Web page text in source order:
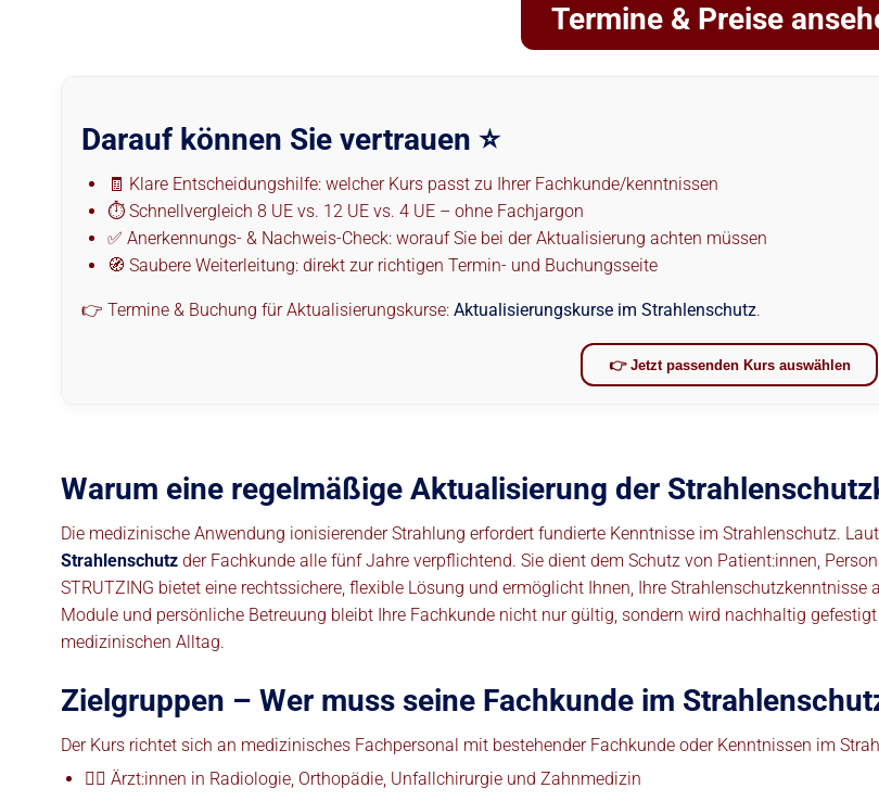
Termine & Preise
Darauf können Sie vertrauen ⭐
🧾 Klare Entscheidungshilfe: welcher Kurs passt zu Ihrer Fachkunde/kenntnissen
⏱️ Schnellvergleich 8 UE vs. 12 UE vs. 4 UE – ohne Fachjargon
✅ Anerkennungs- & Nachweis-Check: worauf Sie bei der Aktualisierung achten müssen
🧭 Saubere Weiterleitung: direkt zur richtigen Termin- und Buchungsseite
👉 Termine & Buchung für Aktualisierungskurse: Aktualisierungskurse im Strahlenschutz.
👉 Jetzt passenden Kurs auswählen
Warum eine regelmäßige Aktualisierung der
Die medizinische Anwendung ionisierender Strahlung erfordert fundierte Kenntnisse im Strahlenschutz. Laut
Strahlenschutz der Fachkunde alle fünf Jahre verpflichtend. Sie dient dem Schutz von Patient:innen,
STRUTZING bietet eine rechtssichere, flexible Lösung und ermöglicht Ihnen, Ihre
Module und persönliche Betreuung bleibt Ihre Fachkunde nicht nur gültig, sondern wird nachhaltig
medizinischen Alltag.
Zielgruppen – Wer muss seine Fachkunde im
Der Kurs richtet sich an medizinisches Fachpersonal mit bestehender Fachkunde oder Kenntnissen im
👩‍⚕️ Ärzt:innen in Radiologie, Orthopädie, Unfallchirurgie und Zahnmedizin